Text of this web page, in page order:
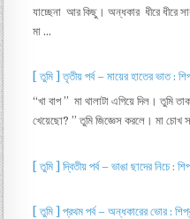
যাচ্ছেনা আর কিছু। অন্ধকার ধীরে ধীরে
মা …
[ তুমি ] তৃতীয় পর্ব – মায়ের হাতের ভাত :
“খা বাপ ” মা থালাটা এগিয়ে দিল। তুমি
খেয়েছো? ” তুমি জিজ্ঞেস করলে। মা চোখ
[ তুমি ] দ্বিতীয় পর্ব – ভাঙা ছাদের নিচে :
[ তুমি ] প্রথম পর্ব – অন্ধকারের ভোর :